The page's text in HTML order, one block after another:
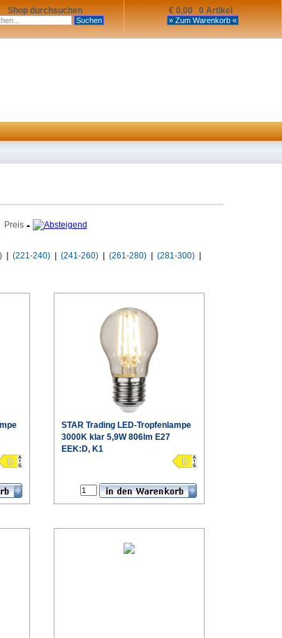
€ 0,00 0 Artikel
Shop durchsuchen
Preis
(221-240) (241-260) (261-280) (281-300)
STAR Trading LED-Tropfenlampe
3000K klar 5,9W 806lm E27
EEK:D, K1
€